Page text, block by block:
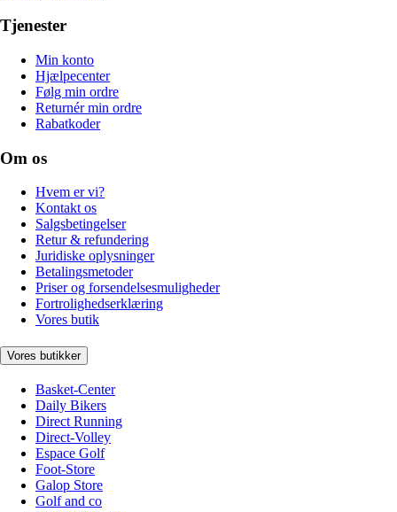
Tjenester
Min konto
Hjælpecenter
Følg min ordre
Returnér min ordre
Rabatkoder
Om os
Hvem er vi?
Kontakt os
Salgsbetingelser
Retur & refundering
Juridiske oplysninger
Betalingsmetoder
Priser og forsendelsesmuligheder
Fortrolighedserklæring
Vores butik
Vores butikker
Basket-Center
Daily Bikers
Direct Running
Direct-Volley
Espace Golf
Foot-Store
Galop Store
Golf and co